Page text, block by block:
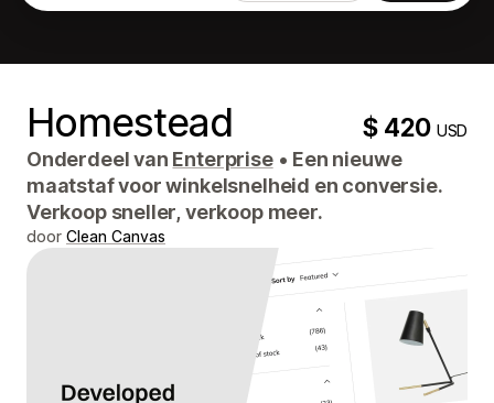
Homestead $ 420USD
Onderdeel van Enterprise • Een nieuwe
maatstaf voor winkelsnelheid en conversie.
Verkoop sneller, verkoop meer.
door Clean Canvas